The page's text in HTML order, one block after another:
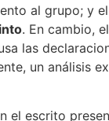
al grupo; y
. En cambio,
las
un análisis
el escrito